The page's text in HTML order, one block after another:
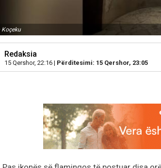
Koçeku
Redaksia
15 Qershor, 22:16 | Përditesimi: 15 Qershor, 23:05